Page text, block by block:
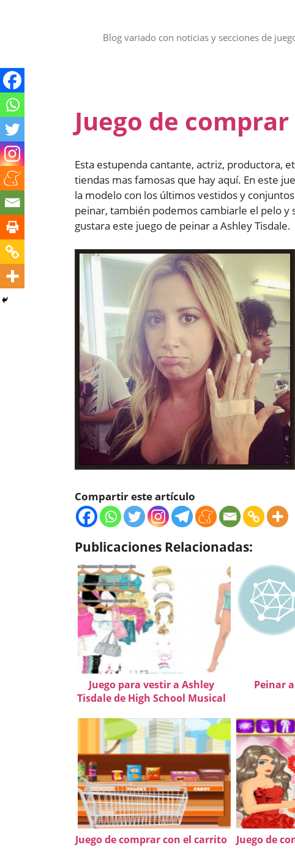
Blog variado con noticias y secciones de
Juego de
Esta estupenda cantante, actriz, productora,
tiendas mas famosas que hay aquí. En este
la modelo con los últimos vestidos y
peinar, también podemos cambiarle el pelo y
gustara este juego de peinar a Ashley Tisdale.
Compartir este artículo
Publicaciones Relacionadas:
Juego para vestir a Ashley
Tisdale de High School Musical
Peinar
Juego de comprar con el carrito Juego de